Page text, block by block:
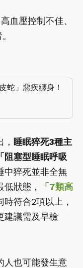
血壓控制不佳、
蛇」惡疾纏身！
睡眠猝死3種主
阻塞型睡眠呼吸
中猝死並非全無
狀態，
「7類高
符合2項以上，
建議需及早檢
人也可能發生意